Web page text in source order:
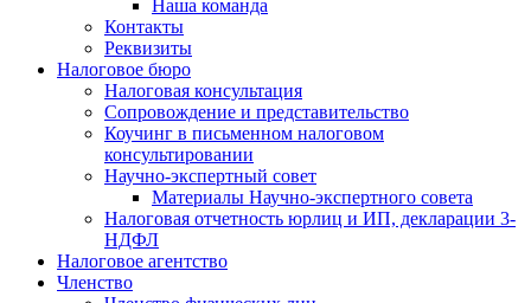
Наша команда
Контакты
Реквизиты
Налоговое бюро
Налоговая консультация
Cопровождение и представительство
Коучинг в письменном налоговом
консультировании
Научно-экспертный совет
Материалы Научно-экспертного совета
Налоговая отчетность юрлиц и ИП, декларации 3-
НДФЛ
Налоговое агентство
Членство